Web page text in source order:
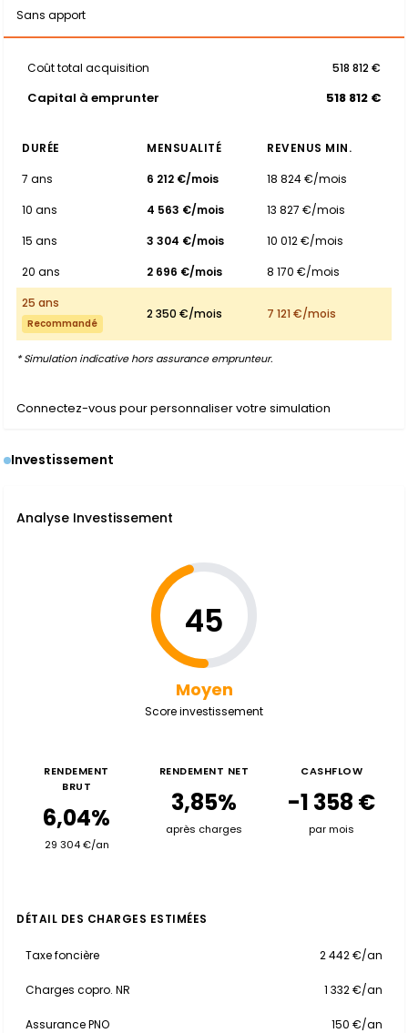
Sans apport
Coût total acquisition 518 812 €
Capital à emprunter 518 812 €
DURÉE MENSUALITÉ
REVENUS MIN.
7 ans
6 212 €/mois
18 824 €/mois
10 ans
4 563 €/mois
13 827 €/mois
15 ans
3 304 €/mois
10 012 €/mois
20 ans
2 696 €/mois
8 170 €/mois
25 ans
Recommandé
2 350 €/mois 7 121 €/mois
* Simulation indicative hors assurance emprunteur.
Connectez-vous pour personnaliser votre simulation
Investissement
Analyse Investissement
45
Moyen
Score investissement
RENDEMENT
BRUT
6,04%
29 304 €/an
RENDEMENT NET
3,85%
après charges
CASHFLOW
-1 358 €
par mois
DÉTAIL DES CHARGES ESTIMÉES
Taxe foncière 2 442 €/an
Charges copro. NR 1 332 €/an
Assurance PNO 150 €/an